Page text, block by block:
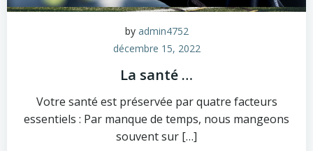
by admin4752
décembre 15, 2022
La santé …
Votre santé est préservée par quatre facteurs
essentiels : Par manque de temps, nous mangeons
souvent sur […]